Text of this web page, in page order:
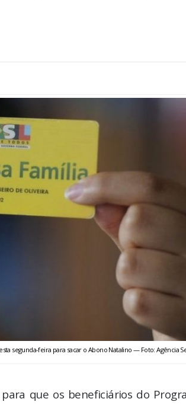
segunda-feira para sacar o Abono Natalino — Foto: Agência
que os beneficiários do